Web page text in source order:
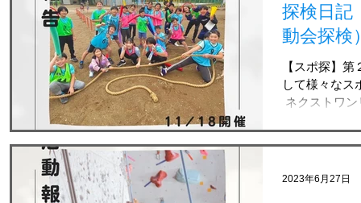
探検日記
動会探検
【スポ探】
して様々なス
ネクストワ
2023年6月27日